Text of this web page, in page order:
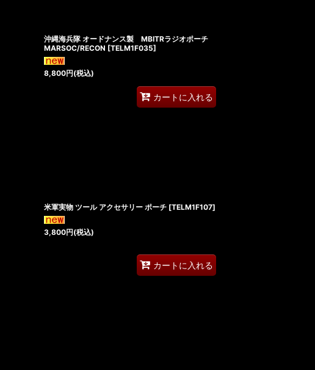
沖縄海兵隊 オードナンス製 MBITRラジオポーチ
MARSOC/RECON [TELM1F035]
8,800円(税込)
カートに入れる
米軍実物 ツール アクセサリー ポーチ [TELM1F107]
3,800円(税込)
カートに入れる